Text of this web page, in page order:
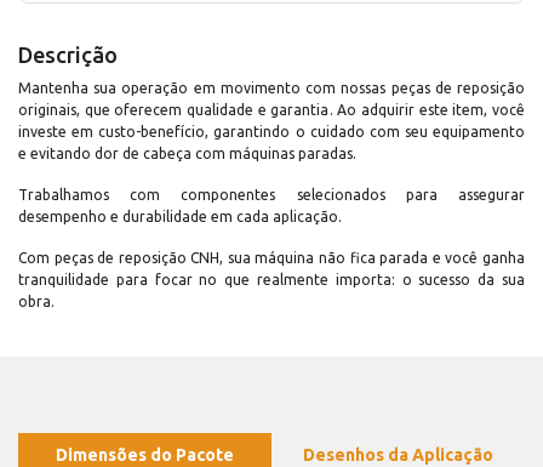
Descrição
Mantenha sua operação em movimento com nossas peças de reposição
originais, que oferecem qualidade e garantia. Ao adquirir este item, você
investe em custo-benefício, garantindo o cuidado com seu equipamento
e evitando dor de cabeça com máquinas paradas.
Trabalhamos com componentes selecionados para assegurar
desempenho e durabilidade em cada aplicação.
Com peças de reposição CNH, sua máquina não fica parada e você ganha
tranquilidade para focar no que realmente importa: o sucesso da sua
obra.
Dimensões do Pacote Desenhos da Aplicação